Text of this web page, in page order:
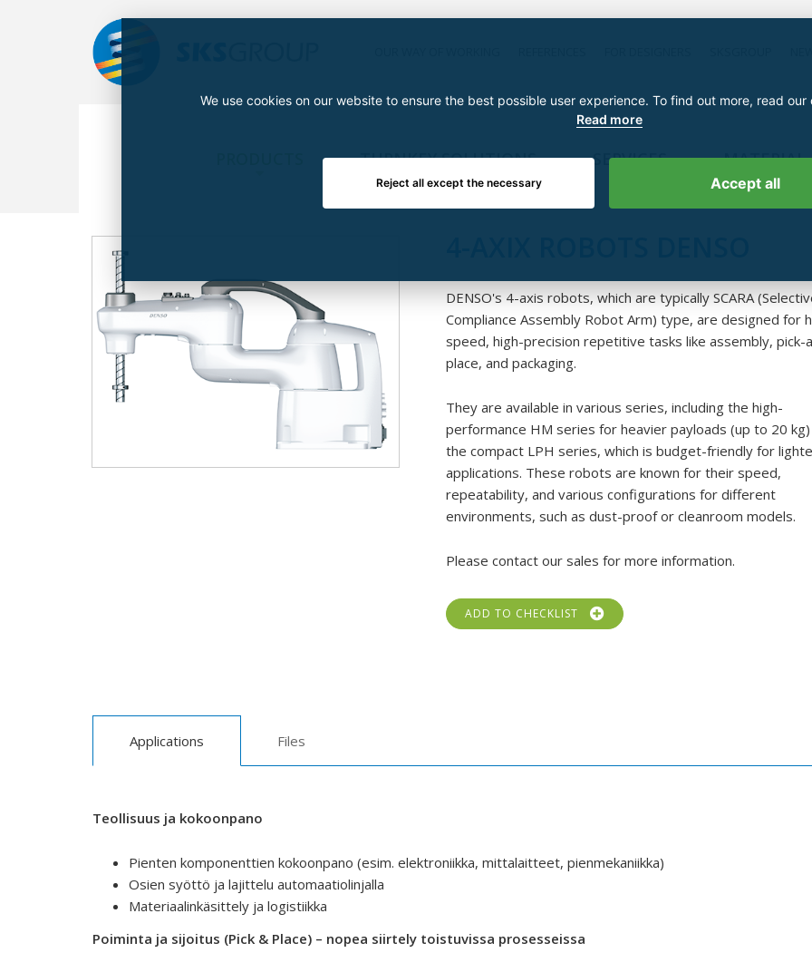
TURNKEY SOLUTIONS SERVICES MATERIAL
DENSO's 4-axis robots, which are typically SCARA
Compliance Assembly Robot Arm) type, are designed for
speed, high-precision repetitive tasks like assembly, pick-
place, and packaging.
They are available in various series, including the high-
performance HM series for heavier payloads (up to 20
the compact LPH series, which is budget-friendly for
applications. These robots are known for their speed,
repeatability, and various configurations for different
environments, such as dust-proof or cleanroom models.
Please contact our sales for more information.
ADD TO CHECKLIST
Applications Files
Teollisuus ja kokoonpano
Pienten komponenttien kokoonpano (esim. elektroniikka, mittalaitteet, pienmekaniikka)
Osien syöttö ja lajittelu automaatiolinjalla
Materiaalinkäsittely ja logistiikka
Poiminta ja sijoitus (Pick & Place) – nopea siirtely toistuvissa prosesseissa
We use cookies on our website to ensure the best possible user experience. To find out more, read
Read more
Accept all
Reject all except the necessary